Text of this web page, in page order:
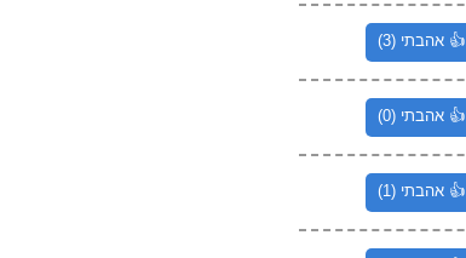
👍 אהבתי (3)
👍 אהבתי (0)
👍 אהבתי (1)